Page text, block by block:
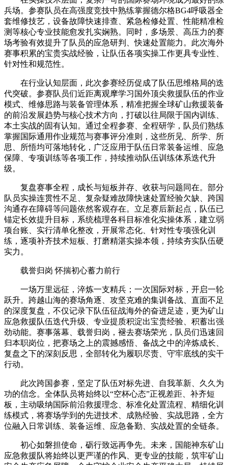
兵场。参赛队员在高强度竞技中熟练掌握德尔格BG4呼吸器全
套维修技艺，设备故障快速排查、紧急检修处置、性能精准检
测等核心专业技能愈发扎实娴熟。同时，多场景、高压力的赛
场考验有效提升了队员的应急研判、快速处置能力。此次海外
赛事积累的宝贵实战经验，让队伍各项实操工作更具专业性、
针对性和规范性。
在行业认知层面，此次参赛经历促成了队伍思维格局的迭
代突破。参赛队员们近距离观摩学习国外顶尖救援队伍的作业
模式、维修思路与装备管理体系，精准把握全球矿山救援装备
的前沿发展趋势与核心技术方向，打破以往局限于国内训练、
本土实战的固有认知。通过全程参赛、全程研学，队员们熟练
掌握国际通用作业规范与赛事评分准则，这些所见、所学、所
思、所悟均可落地转化，广泛应用于队伍日常装备运维、应急
保障、专项训练等各项工作，持续推动队伍训练体系迭代升
级。
复盘赛事全程，成长与短板并存、收获与问题同在。部分
队员实操连贯性不足、复杂疑难故障快速处置经验欠缺、跨国
沟通存在障碍等问题依然客观存在。立足赛后新起点，队伍已
锚定长效提升目标，系统梳理各科目标准化实操体系，建立弱
项台账、实行清单化整改，开展常态化、针对性专项强化训
练，逐项补齐技术短板、打磨精湛实操本领，持续夯实队伍硬
实力。
载誉归岗 怀揣初心蓄力前行
一场万里远征，淬炼一支精兵；一次国际对标，开启一轮
跃升。跨越山海的赛场角逐、攻坚克难的集训备战、直面不足
的深度复盘，不仅记录下队伍征战海外的奋进足迹，更为矿山
应急救援队伍迭代升级、专业提质积淀出宝贵经验、积蓄出强
劲动能。赛事落幕、载誉归岗，褪去赛场荣光，队员们迅速回
归本职岗位，把赛场之上的震撼感悟、备战之中的淬炼成长、
复盘之下的深刻反思，全部转化为履职尽责、守牢底线的实干
行动。
此次跨国参赛，坚定了队伍对标先进、自我革新、久久为
功的信念。全体队员将始终以“空杯心态”正视差距、补齐短
板，主动吸纳国际前沿救援理念、标准化处置流程、精细化训
练模式，将赛场学到的先进技术、成熟经验、实战思路，全方
位融入日常训练、装备运维、应急备勤、实战处置的全链条。
初心如磐担使命，砺行致远再争先。未来，国能神东矿山
应急救援队将始终以更严谨的作风、更专业的技能，筑牢矿山